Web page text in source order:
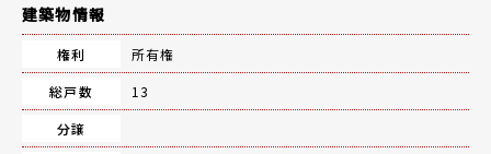
建築物情報
権利
所有権
総戸数
13
分譲